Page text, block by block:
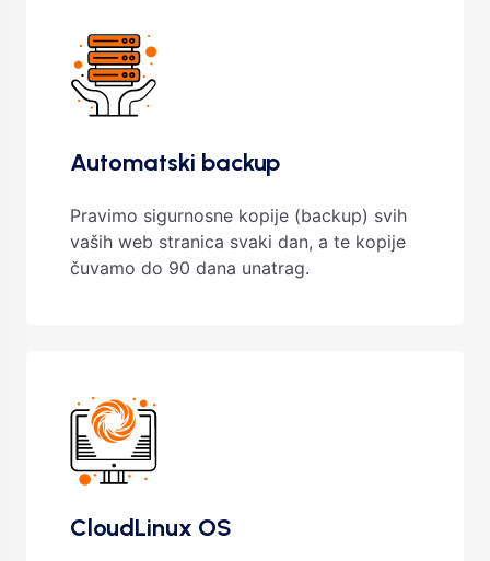
Automatski backup
Pravimo sigurnosne kopije (backup) svih
vaših web stranica svaki dan, a te kopije
čuvamo do 90 dana unatrag.
CloudLinux OS